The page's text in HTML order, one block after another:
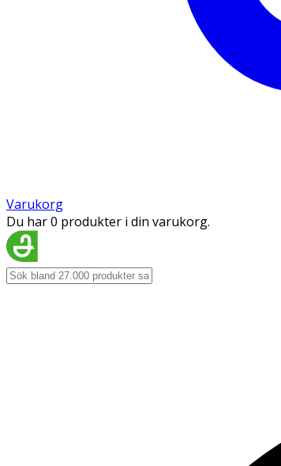
Varukorg
Du har 0 produkter i din varukorg.